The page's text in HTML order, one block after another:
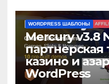
WORDPRESS ШАБЛОНЫ
Mercury v3.8
партнерская
казино и
WordPress